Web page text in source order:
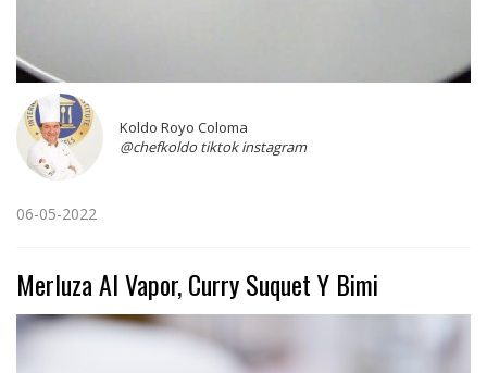
Koldo Royo Coloma
@chefkoldo tiktok instagram
06-05-2022
Merluza Al Vapor, Curry Suquet Y Bimi